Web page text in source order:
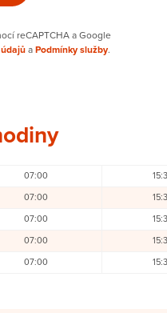
reCAPTCHA a Google
a Podmínky služby.
07:00
07:00
07:00
07:00
07:00